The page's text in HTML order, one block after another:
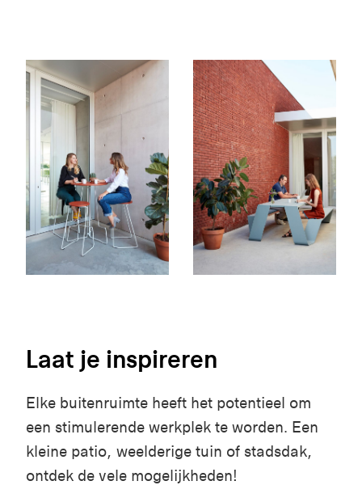
Laat je inspireren
Elke buitenruimte heeft het potentieel om
een ​​stimulerende werkplek te worden. Een
kleine patio, weelderige tuin of stadsdak,
ontdek de vele mogelijkheden!